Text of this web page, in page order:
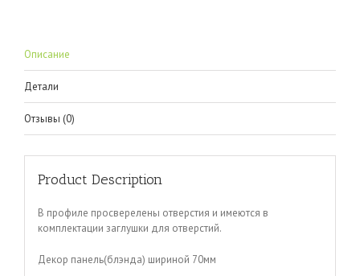
Описание
Детали
Отзывы (0)
Product Description
В профиле просверелены отверстия и имеются в
комплектации заглушки для отверстий.
Декор панель(блэнда) шириной 70мм